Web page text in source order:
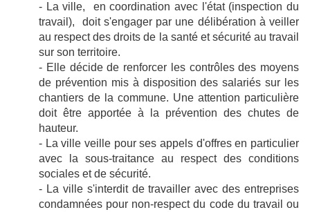
- La ville, en coordination avec l'état (inspection du
travail), doit s'engager par une délibération à veiller
au respect des droits de la santé et sécurité au travail
sur son territoire.
- Elle décide de renforcer les contrôles des moyens
de prévention mis à disposition des salariés sur les
chantiers de la commune. Une attention particulière
doit être apportée à la prévention des chutes de
hauteur.
- La ville veille pour ses appels d'offres en particulier
avec la sous-traitance au respect des conditions
sociales et de sécurité.
- La ville s'interdit de travailler avec des entreprises
condamnées pour non-respect du code du travail ou